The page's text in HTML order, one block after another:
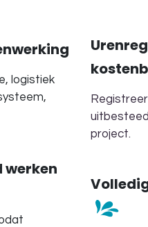
logistiek
project.
werken